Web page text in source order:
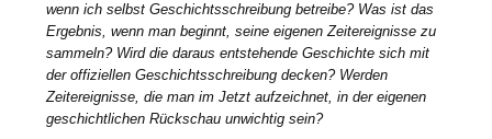
wenn ich selbst Geschichtsschreibung betreibe? Was ist das
Ergebnis, wenn man beginnt, seine eigenen Zeitereignisse zu
sammeln? Wird die daraus entstehende Geschichte sich mit
der offiziellen Geschichtsschreibung decken? Werden
Zeitereignisse, die man im Jetzt aufzeichnet, in der eigenen
geschichtlichen Rückschau unwichtig sein?